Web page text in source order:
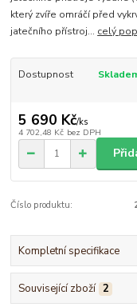
který zvíře omráčí před
jatečního přístroj... celý
Dostupnost
5 690 Kč/ks
4 702,48 Kč bez DPH
Číslo produktu:
Kompletní specifikace
Související zboží 2